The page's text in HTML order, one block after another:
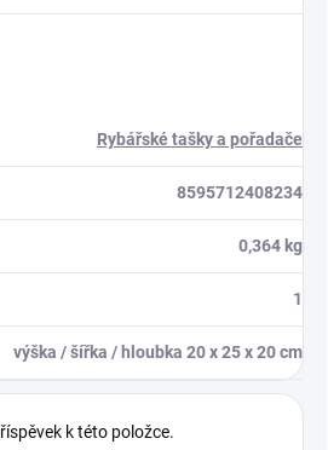
Rybářské tašky a pořadače
8595712408234
0,364 kg
1
výška / šířka / hloubka 20 x 25 x 20 cm
k této položce.